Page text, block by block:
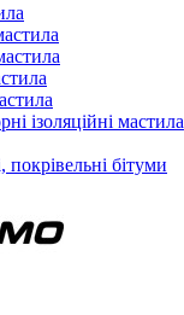
ізоляційні мастила
покрівельні бітуми